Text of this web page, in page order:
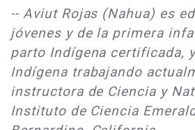
-- Aviut Rojas (Nahua) es
jóvenes y de la primera
parto Indígena certificada,
Indígena trabajando
instructora de Ciencia y
Instituto de Ciencia